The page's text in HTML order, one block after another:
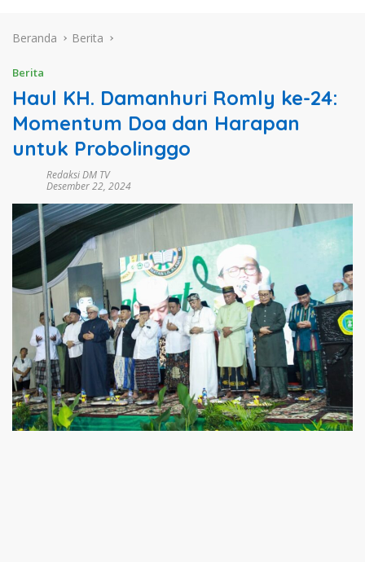
Beranda Berita
Berita
Haul KH. Damanhuri Romly ke-24:
Momentum Doa dan Harapan
untuk Probolinggo
Redaksi DM TV
Desember 22, 2024